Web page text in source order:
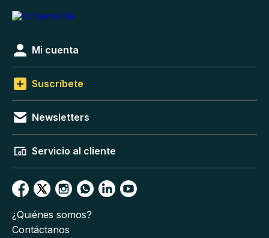
Mi cuenta
Suscríbete
Newsletters
Servicio al cliente
¿Quiénes somos?
Contáctanos